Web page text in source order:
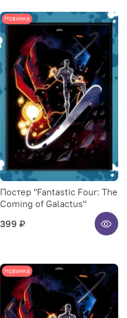
Новинка
Постер "Fantastic Four: The
Coming of Galactus"
399 ₽
Новинка